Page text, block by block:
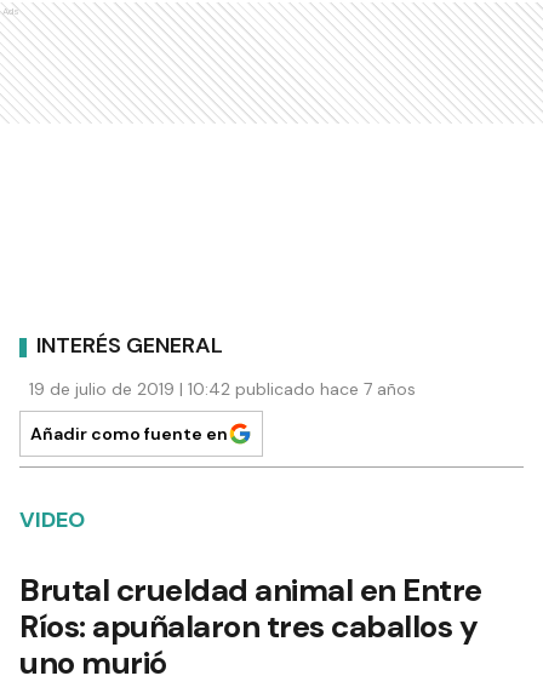
Ads
INTERÉS GENERAL
19 de julio de 2019 | 10:42 publicado hace 7 años
Añadir como fuente en
VIDEO
Brutal crueldad animal en Entre
Ríos: apuñalaron tres caballos y
uno murió